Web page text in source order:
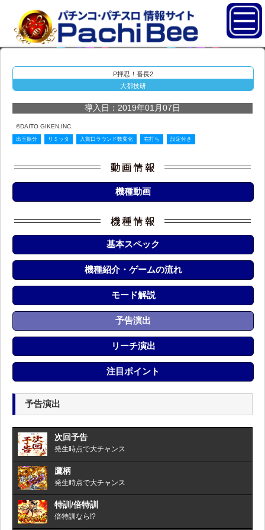
P押忍！番長2
大都技研
導入日：2019年01月07日
©DAITO GIKEN,INC.
出玉振分 リミッタ 入賞口ラウンド数変化 右打ち 設定付き
機種動画
基本スペック
機種紹介・ゲームの流れ
モード解説
予告演出
リーチ演出
注目ポイント
予告演出
次回予告
発生時点で大チャンス
鷹柄
発生時点で大チャンス
特訓/倍特訓
倍特訓なら!?